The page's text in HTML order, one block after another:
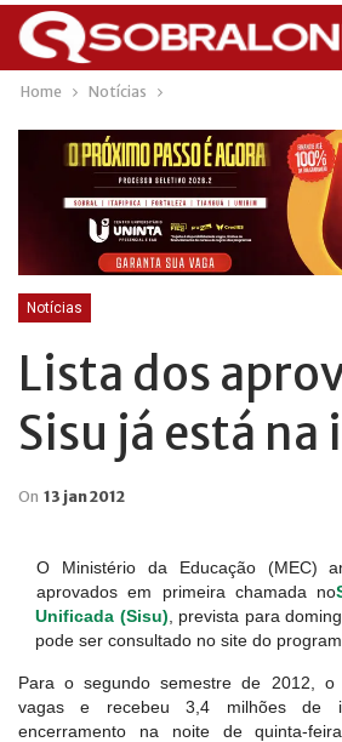
Home Notícias
Notícias
Lista dos
Sisu já está
On 13 jan 2012
O Ministério da Educação (MEC)
aprovados em primeira chamada no
Unificada (Sisu) , prevista para
pode ser consultado no site do
Para o segundo semestre de 2012,
vagas e recebeu 3,4 milhões de
encerramento na noite de quinta-